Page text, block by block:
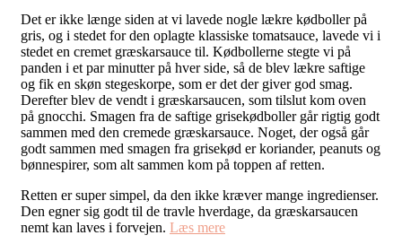
Det er ikke længe siden at vi lavede nogle lækre kødboller på
gris, og i stedet for den oplagte klassiske tomatsauce, lavede vi i
stedet en cremet græskarsauce til. Kødbollerne stegte vi på
panden i et par minutter på hver side, så de blev lækre saftige
og fik en skøn stegeskorpe, som er det der giver god smag.
Derefter blev de vendt i græskarsaucen, som tilslut kom oven
på gnocchi. Smagen fra de saftige grisekødboller går rigtig godt
sammen med den cremede græskarsauce. Noget, der også går
godt sammen med smagen fra grisekød er koriander, peanuts og
bønnespirer, som alt sammen kom på toppen af retten.
Retten er super simpel, da den ikke kræver mange ingredienser.
Den egner sig godt til de travle hverdage, da græskarsaucen
nemt kan laves i forvejen. Læs mere